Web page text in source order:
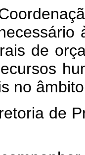
de
no
de